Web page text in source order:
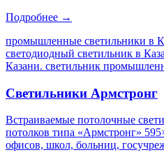
Подробнее →
промышленные светильники в
светодиодный светильник в
Казани. светильник
Светильники Армстронг
Встраиваемые потолочные
потолков типа «Армстронг»
офисов, школ, больниц,